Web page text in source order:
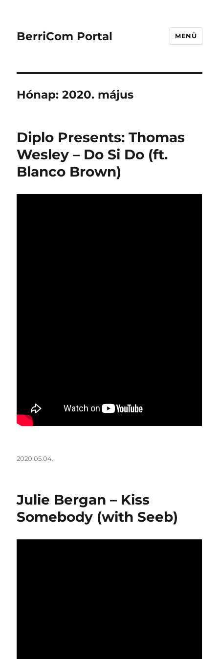
BerriCom Portal MENÜ
Hónap:2020. május
Diplo Presents: Thomas
Wesley – Do Si Do (ft.
Blanco Brown)
Közzétéve
2020.05.04.
Julie Bergan – Kiss
Somebody (with Seeb)